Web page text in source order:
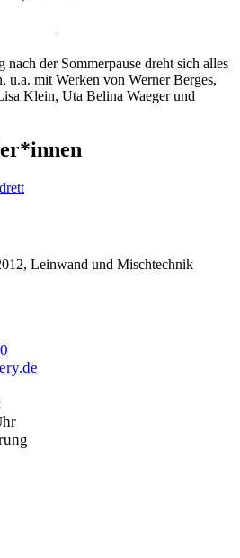
nach der Sommerpause dreht sich alles
u.a. mit Werken von Werner Berges,
Klein, Uta Belina Waeger und
Leinwand und Mischtechnik